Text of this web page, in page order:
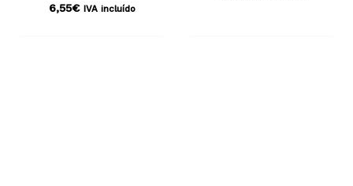
6,55€ IVA incluído